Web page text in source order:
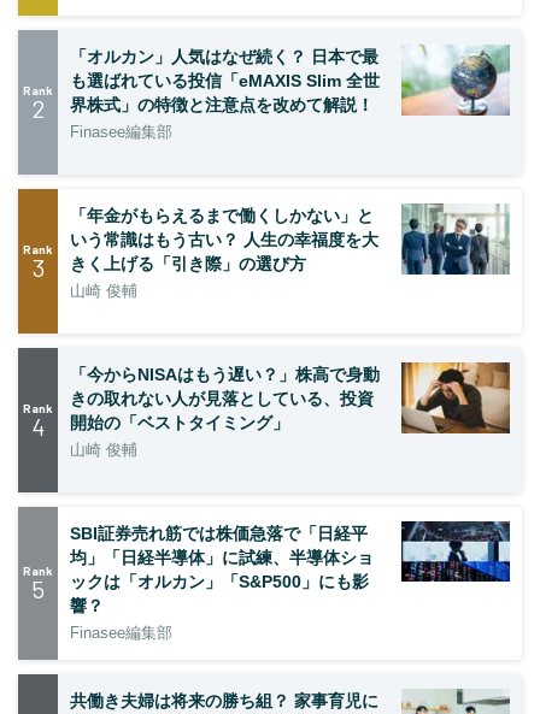
Rank
2
「オルカン」人気はなぜ続く？ 日本で最
も選ばれている投信「eMAXIS Slim 全世
界株式」の特徴と注意点を改めて解説！
Finasee編集部
Rank
3
「年金がもらえるまで働くしかない」と
いう常識はもう古い？ 人生の幸福度を大
きく上げる「引き際」の選び方
山崎 俊輔
Rank
4
「今からNISAはもう遅い？」株高で身動
きの取れない人が見落としている、投資
開始の「ベストタイミング」
山崎 俊輔
Rank
5
SBI証券売れ筋では株価急落で「日経平
均」「日経半導体」に試練、半導体ショ
ックは「オルカン」「S&P500」にも影
響？
Finasee編集部
共働き夫婦は将来の勝ち組？ 家事育児に